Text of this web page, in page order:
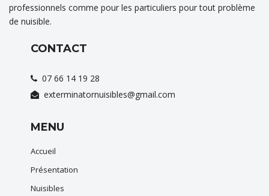
professionnels comme pour les particuliers pour tout problème
de nuisible.
CONTACT
07 66 14 19 28
exterminatornuisibles@gmail.com
MENU
Accueil
Présentation
Nuisibles